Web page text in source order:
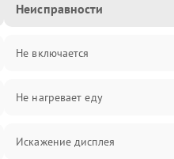
Неисправности
Не включается
Не нагревает еду
Искажение дисплея